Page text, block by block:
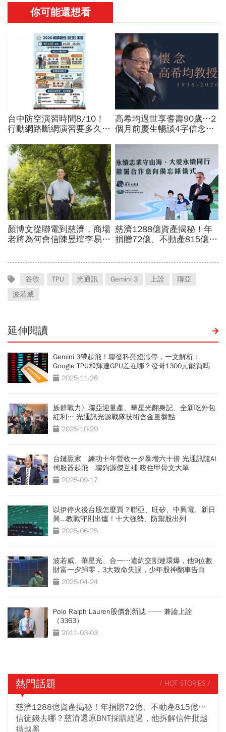
谷歌 TPU 光通訊 Gemini 3 上詮
聯亞
波若威
延伸閱讀
Gemini 3帶起飛！聯發科亮燈漲停，一文解析：
Google TPU和輝達GPU差在哪？發哥1300元能買嗎
2025-11-26
族群戰力〉聯亞迎量產、華星光翻身記、全新吃外包
紅利… 光通訊光源戰隊技術含金量盤點
2025-10-29
台鏈贏家 練功十年營收一夕暴增六十倍 光通訊隨AI
伺服器起飛 聯鈞源傑互補 咬住甲骨文大單
2025-09-17
以伊停火後台股怎麼買？聯亞、旺矽、中興電、新日
興...教戰守則出爐！十大強勢、防禦股出列
2025-06-25
波若威、華星光、合一…違約交割連環爆，他9位數
財富一夕歸零，3大致命失誤，少年股神翻車告白
2025-04-24
Polo Ralph Lauren股價創新誌 ── 兼論上詮
（3363）
2011-03-03
熱門話題 / HOT STORIES /
慈濟1288億資產揭秘！年捐贈72億、不動產815億…
信徒錢去哪？慈濟還原BNT採購經過，他拆解信件批越
描越黑